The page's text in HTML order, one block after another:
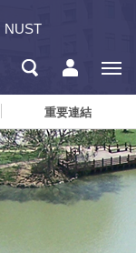
NUST
重要連結